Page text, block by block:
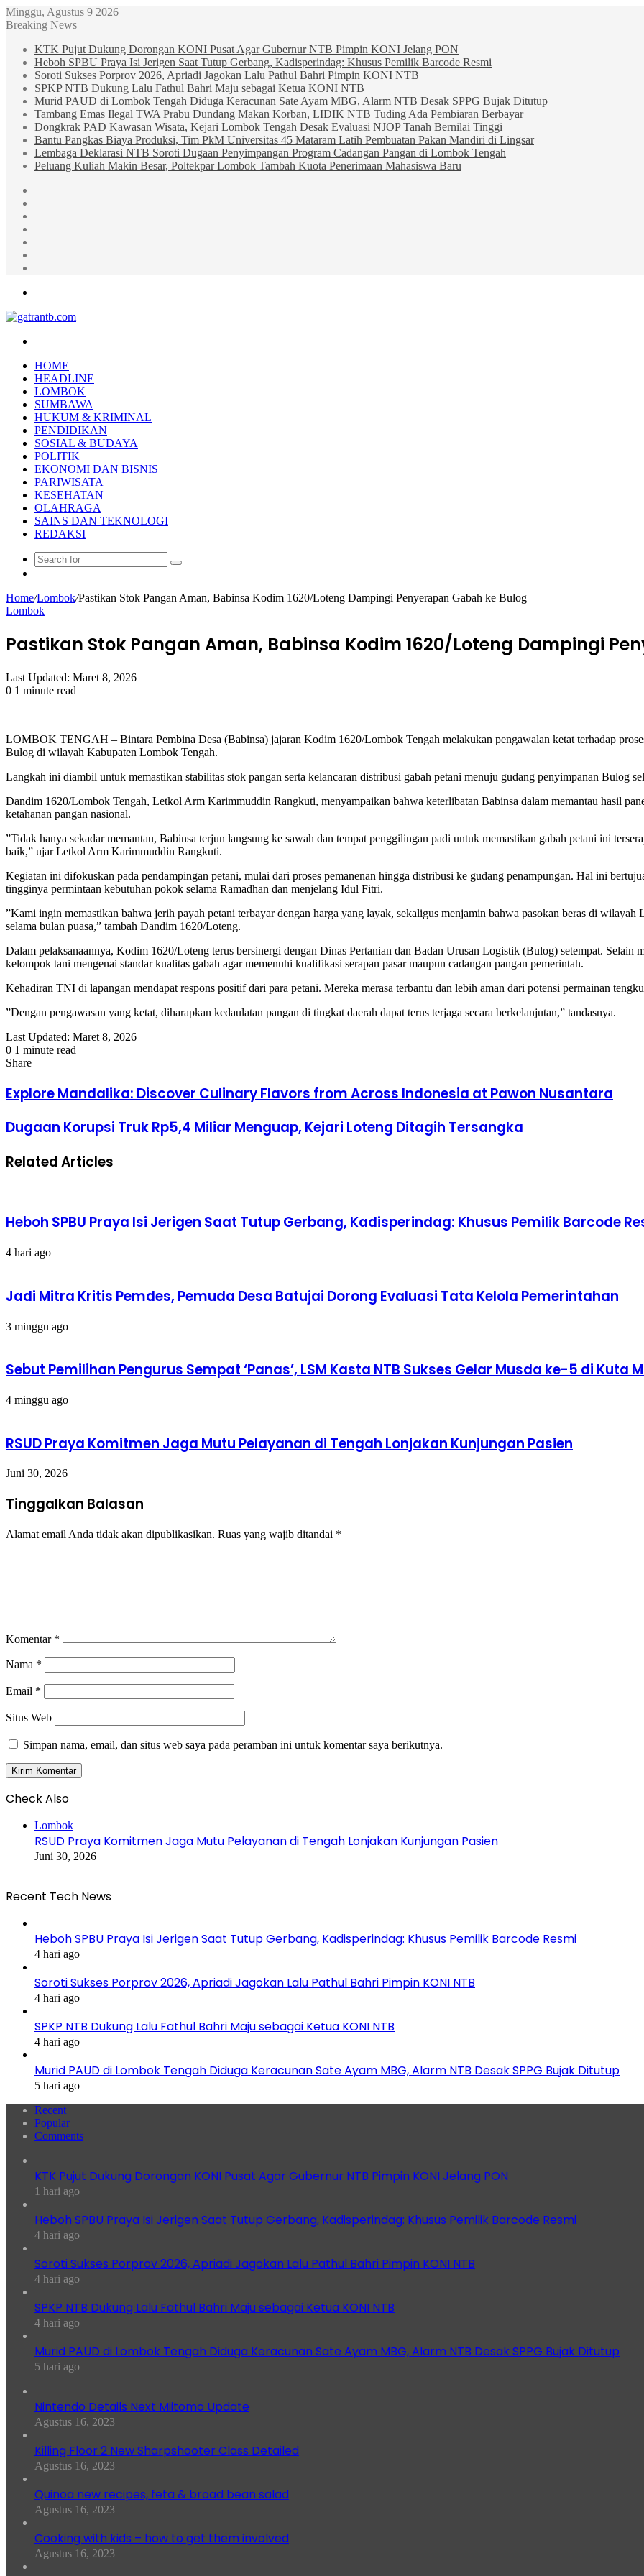
Minggu, Agustus 9 2026
Breaking News
KTK Pujut Dukung Dorongan KONI Pusat Agar Gubernur NTB Pimpin KONI Jelang PON
Heboh SPBU Praya Isi Jerigen Saat Tutup Gerbang, Kadisperindag: Khusus Pemilik Barcode Resmi
Soroti Sukses Porprov 2026, Apriadi Jagokan Lalu Pathul Bahri Pimpin KONI NTB
SPKP NTB Dukung Lalu Fathul Bahri Maju sebagai Ketua KONI NTB
Murid PAUD di Lombok Tengah Diduga Keracunan Sate Ayam MBG, Alarm NTB Desak SPPG Bujak Ditutup
Tambang Emas Ilegal TWA Prabu Dundang Makan Korban, LIDIK NTB Tuding Ada Pembiaran Berbayar
Dongkrak PAD Kawasan Wisata, Kejari Lombok Tengah Desak Evaluasi NJOP Tanah Bernilai Tinggi
Bantu Pangkas Biaya Produksi, Tim PkM Universitas 45 Mataram Latih Pembuatan Pakan Mandiri di Lingsar
Lembaga Deklarasi NTB Soroti Dugaan Penyimpangan Program Cadangan Pangan di Lombok Tengah
Peluang Kuliah Makin Besar, Poltekpar Lombok Tambah Kuota Penerimaan Mahasiswa Baru
HOME
HEADLINE
LOMBOK
SUMBAWA
HUKUM & KRIMINAL
PENDIDIKAN
SOSIAL & BUDAYA
POLITIK
EKONOMI DAN BISNIS
PARIWISATA
KESEHATAN
OLAHRAGA
SAINS DAN TEKNOLOGI
REDAKSI
Search
Home/Lombok/Pastikan Stok Pangan Aman, Babinsa Kodim 1620/Loteng Dampingi Penyerapan Gabah ke Bulog
Lombok
Pastikan Stok Pangan Aman, Babinsa Kodim 1620/Loteng Dampingi
Last Updated: Maret 8, 2026
0 1 minute read
LOMBOK TENGAH – Bintara Pembina Desa (Babinsa) jajaran Kodim 1620/Lombok Tengah melakukan pengawalan ketat terhadap
Bulog di wilayah Kabupaten Lombok Tengah.
​Langkah ini diambil untuk memastikan stabilitas stok pangan serta kelancaran distribusi gabah petani menuju gudang penyimpanan Bulog
​Dandim 1620/Lombok Tengah, Letkol Arm Karimmuddin Rangkuti, menyampaikan bahwa keterlibatan Babinsa dalam memantau hasil
ketahanan pangan nasional.
​”Tidak hanya sekadar memantau, Babinsa terjun langsung ke sawah dan tempat penggilingan padi untuk memastikan gabah petani ini
baik,” ujar Letkol Arm Karimmuddin Rangkuti.
​Kegiatan ini difokuskan pada pendampingan petani, mulai dari proses pemanenan hingga distribusi ke gudang penampungan. Hal ini
tingginya permintaan kebutuhan pokok selama Ramadhan dan menjelang Idul Fitri.
​”Kami ingin memastikan bahwa jerih payah petani terbayar dengan harga yang layak, sekaligus menjamin bahwa pasokan beras di
selama bulan puasa,” tambah Dandim 1620/Loteng.
​Dalam pelaksanaannya, Kodim 1620/Loteng terus bersinergi dengan Dinas Pertanian dan Badan Urusan Logistik (Bulog) setempat. Selain
kelompok tani mengenai standar kualitas gabah agar memenuhi kualifikasi serapan pasar maupun cadangan pangan pemerintah.
​Kehadiran TNI di lapangan mendapat respons positif dari para petani. Mereka merasa terbantu dan lebih aman dari potensi permainan
​”Dengan pengawasan yang ketat, diharapkan kedaulatan pangan di tingkat daerah dapat terus terjaga secara berkelanjutan,” tandasnya.
Last Updated: Maret 8, 2026
0 1 minute read
Facebook
Twitter
LinkedIn
Tumblr
Pinterest
Reddit
VKontakte
Odnoklassniki
Pocket
Share
via
Email
Explore Mandalika: Discover Culinary Flavors from Across Indonesia at Pawon Nusantara
Dugaan Korupsi Truk Rp5,4 Miliar Menguap, Kejari Loteng Ditagih Tersangka
Related Articles
Heboh SPBU Praya Isi Jerigen Saat Tutup Gerbang, Kadisperindag: Khusus Pemilik Barcode
4 hari ago
Jadi Mitra Kritis Pemdes, Pemuda Desa Batujai Dorong Evaluasi Tata Kelola Pemerintahan
3 minggu ago
Sebut Pemilihan Pengurus Sempat ‘Panas’, LSM Kasta NTB Sukses Gelar Musda ke-5 di Kuta
4 minggu ago
RSUD Praya Komitmen Jaga Mutu Pelayanan di Tengah Lonjakan Kunjungan Pasien
Juni 30, 2026
Tinggalkan Balasan
Alamat email Anda tidak akan dipublikasikan. Ruas yang wajib ditandai *
Komentar *
Nama *
Email *
Situs Web
Simpan nama, email, dan situs web saya pada peramban ini untuk komentar saya berikutnya.
Check Also
Lombok
RSUD Praya Komitmen Jaga Mutu Pelayanan di Tengah Lonjakan Kunjungan Pasien
Juni 30, 2026
Recent Tech News
Heboh SPBU Praya Isi Jerigen Saat Tutup Gerbang, Kadisperindag: Khusus Pemilik Barcode Resmi
4 hari ago
Soroti Sukses Porprov 2026, Apriadi Jagokan Lalu Pathul Bahri Pimpin KONI NTB
4 hari ago
SPKP NTB Dukung Lalu Fathul Bahri Maju sebagai Ketua KONI NTB
4 hari ago
Murid PAUD di Lombok Tengah Diduga Keracunan Sate Ayam MBG, Alarm NTB Desak SPPG Bujak Ditutup
5 hari ago
Recent
Popular
Comments
KTK Pujut Dukung Dorongan KONI Pusat Agar Gubernur NTB Pimpin KONI Jelang PON
1 hari ago
Heboh SPBU Praya Isi Jerigen Saat Tutup Gerbang, Kadisperindag: Khusus Pemilik Barcode Resmi
4 hari ago
Soroti Sukses Porprov 2026, Apriadi Jagokan Lalu Pathul Bahri Pimpin KONI NTB
4 hari ago
SPKP NTB Dukung Lalu Fathul Bahri Maju sebagai Ketua KONI NTB
4 hari ago
Murid PAUD di Lombok Tengah Diduga Keracunan Sate Ayam MBG, Alarm NTB Desak SPPG Bujak Ditutup
5 hari ago
Nintendo Details Next Miitomo Update
Agustus 16, 2023
Killing Floor 2 New Sharpshooter Class Detailed
Agustus 16, 2023
Quinoa new recipes, feta & broad bean salad
Agustus 16, 2023
Cooking with kids – how to get them involved
Agustus 16, 2023